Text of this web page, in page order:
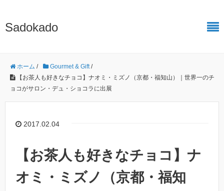
Sadokado
ホーム / Gourmet & Gift/
【お茶人も好きなチョコ】ナオミ・ミズノ（京都・福知山）｜世界一のチ
ョコがサロン・デュ・ショコラに出展
2017.02.04
【お茶人も好きなチョコ】ナ
オミ・ミズノ（京都・福知